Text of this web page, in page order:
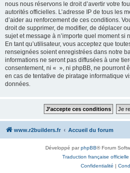
nous nous réservons le droit d’avertir votre
autorités officielles. L’adresse IP de tous les
d’aider au renforcement de ces conditions.
droit de supprimer, de modifier, de déplacer
sujet et message à n’importe quel moment si
En tant qu’utilisateur, vous acceptez que
renseignées soient enregistrées dans notre
informations ne seront pas diffusées à une
consentement, ni « », ni phpBB, ne pourront
en cas de tentative de piratage informatique
données.
www.r2builders.fr Accueil du forum
Développé parphpBB® Forum
Traduction française officielle
Confidentialité |